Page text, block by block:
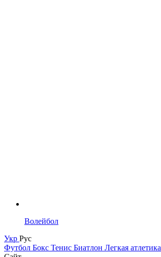
Волейбол
Укр Рус
Футбол Бокс Тенис Биатлон Легкая атлетика